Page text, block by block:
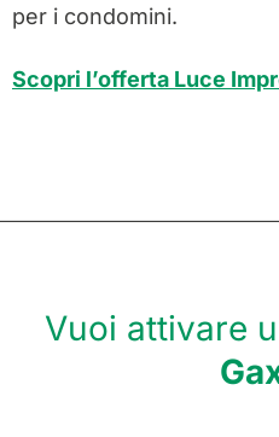
per i condomini.
Scopri l’offerta Luce
Vuoi attivare